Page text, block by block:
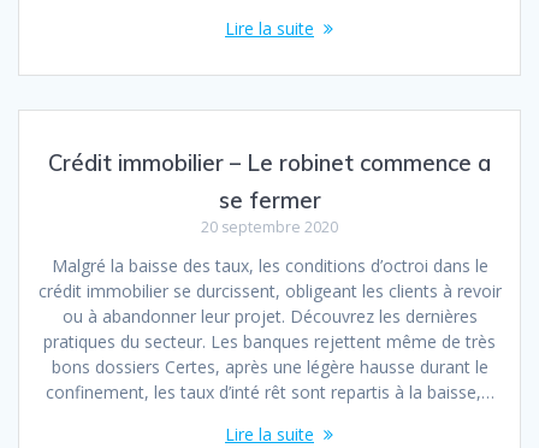
Lire la suite
Crédit immobilier – Le robinet commence a
se fermer
20 septembre 2020
Malgré la baisse des taux, les conditions d’octroi dans le
crédit immobilier se durcissent, obligeant les clients à revoir
ou à abandonner leur projet. Découvrez les dernières
pratiques du secteur. Les banques rejettent même de très
bons dossiers Certes, après une légère hausse durant le
confinement, les taux d’inté rêt sont repartis à la baisse,…
Lire la suite